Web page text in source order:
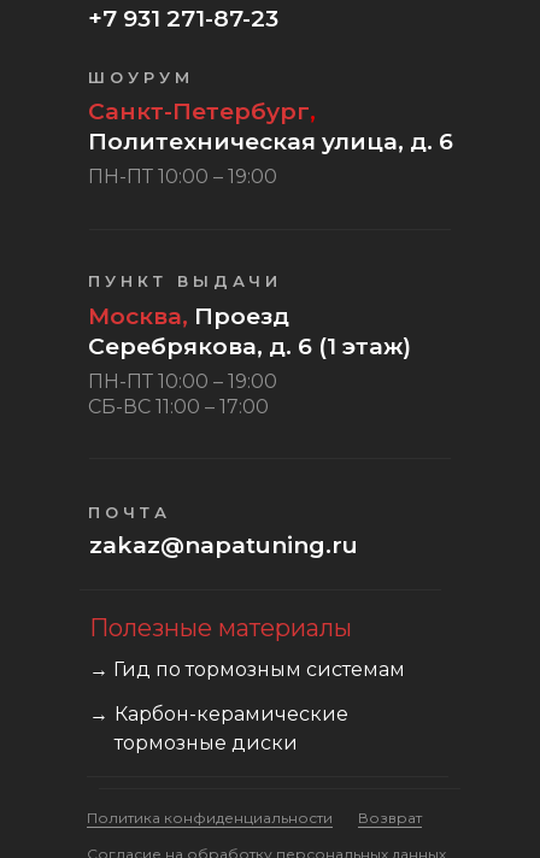
+7 931 271-87-23
zakaz@napatuning.ru
ПОЧТА
Политика конфиденциальности
Возврат
Cогласие на обработку персональных данных
Санкт-Петербург,
Политехническая улица, д. 6
ШОУРУМ
Москва, Проезд
Серебрякова, д. 6 (1 этаж)
ПУНКТ ВЫДАЧИ
ПН-ПТ 10:00 – 19:00
ПН-ПТ 10:00 – 19:00
СБ-ВС 11:00 – 17:00
Полезные материалы
→ Гид по тормозным системам
Карбон-керамические
тормозные диски
→